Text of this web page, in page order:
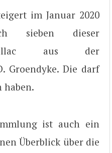
im Januar 2020
sieben dieser
Cadillac aus der
Groendyke. Die darf
haben.
ist auch ein
Überblick über die